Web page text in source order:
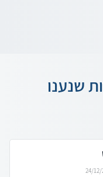
שנענו
24/12/